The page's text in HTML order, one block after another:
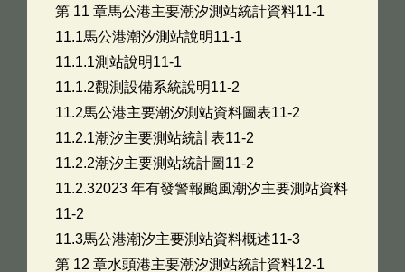
第 11 章馬公港主要潮汐測站統計資料11-1
11.1馬公港潮汐測站說明11-1
11.1.1測站說明11-1
11.1.2觀測設備系統說明11-2
11.2馬公港主要潮汐測站資料圖表11-2
11.2.1潮汐主要測站統計表11-2
11.2.2潮汐主要測站統計圖11-2
11.2.32023 年有發警報颱風潮汐主要測站資料
11-2
11.3馬公港潮汐主要測站資料概述11-3
第 12 章水頭港主要潮汐測站統計資料12-1